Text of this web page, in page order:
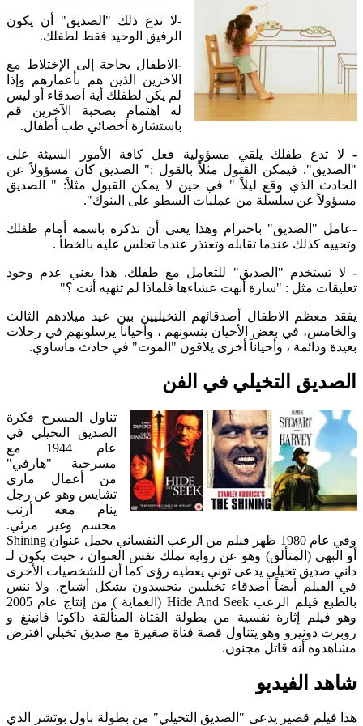
لا تدع ذلك "الصديق" أن يكون
الرفيق الوحيد فقط لطفلك.
الاطفال بحاجة إلى الإختلاط مع
الآخرين الذين هم بأعمارهم وإذا
لم يكن لطفلك أية أصدقاء أو ليس
له اهتمام بصحبة الآخرين قم
باستشارة أخصائي طب أطفال.
لا تدع طفلك يلقي مسؤولية فعل كافة الأمور السيئة على
"الصديق". فيمكن القبول مثلاً بالقول :" الصديق كان مسؤولاً عن
الحادث الذي وقع ليلاً " في حين لا يمكن القبول مثلاً: " الصديق
مسؤولاً عن سلسلة من عمليات السطو على البنوك".
عامل "الصديق" باحترام وهذا يعني أن تذكره باسمه أمام طفلك
وتحييه كذلك عندما تقابله وتعتذر عندما تجلس عليه بالخطأ .
لا تستخدم "الصديق" للتعامل مع طفلك. هذا يعني عدم وجود
تعليقات مثل : "سارة أنهت عشاءها فلماذا لم تنهيه أنت ؟"
يفقد معظم الاطفال أصدقائهم التخيليين بين عيد ميلادهم الثالث
والخامس، في بعض الأحيان ينسونهم ، وأحياناً يرسلونهم في رحلات
بعيدة ودائمة ، وأحياناً أخرى يلاقون "الموت" في حادث مأساوي.
الصديق التخيلي في الفن
تناول المسرح فكرة
الصديق التخيلي في
عام 1944 مع
مسرحية "هارفي"
من أعمال ماري
تشايس وهو عن رجل
ينام معه أرنب
مجسم وغير مرئي.
وفي عام 1980 ظهر فيلم من الرعب النفساني يحمل عنوان Shining
أو البهي (المتألق) وهو عن رواية تملك نفس العنوان ، حيث يكون لـ
داني صديق تخيلي يدعى توني يعطيه رؤى كما أن للشخصيات الأخرى
في الفيلم أيضاً أصدقاء تخيليين يتجسدون بشكل أشباح. ولا ننس
بالطبع فيلم الرعب Hide And Seek (الغماية ) من إنتاج عام 2005
وهو فيلم إثارة نفسية من بطولة الفتاة المتألقة داكوتا فانينغ و
روبرت دونيرو وهو يتناول قصة فتاة صغيرة مع صديق تخيلي افترض
مشاهدوه أنه قاتل مجنون.
شاهد الفيديو
هذا فيلم قصير يدعى "الصديق التخيلي" من بطولة باول بوتشر الذي